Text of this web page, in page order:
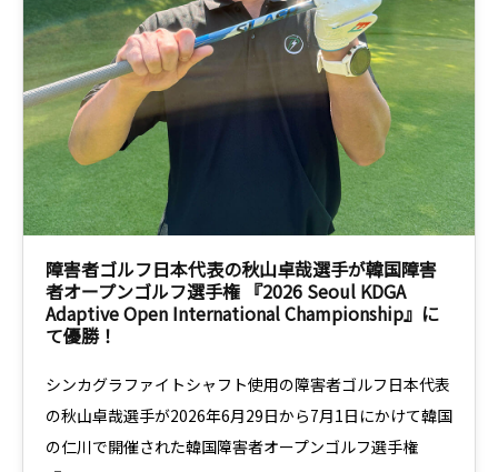
障害者ゴルフ日本代表の秋山卓哉選手が韓国障害
者オープンゴルフ選手権 『2026 Seoul KDGA
Adaptive Open International Championship』に
て優勝！
シンカグラファイトシャフト使用の障害者ゴルフ日本代表
の秋山卓哉選手が2026年6月29日から7月1日にかけて韓国
の仁川で開催された韓国障害者オープンゴルフ選手権